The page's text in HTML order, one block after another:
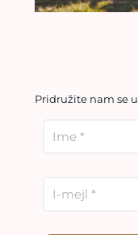
Pridružite nam se